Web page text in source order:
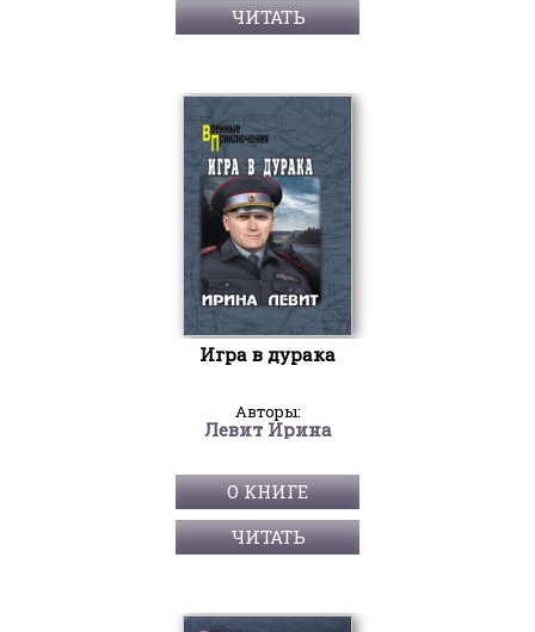
ЧИТАТЬ
Игра в дурака
Авторы:
Левит Ирина
О КНИГЕ
ЧИТАТЬ